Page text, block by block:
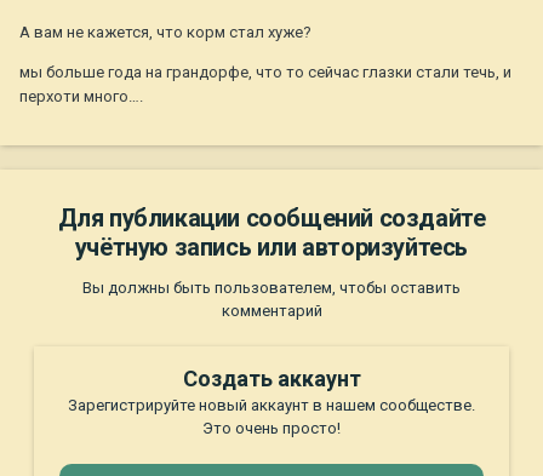
А вам не кажется, что корм стал хуже?
мы больше года на грандорфе, что то сейчас глазки стали течь, и
перхоти много….
Для публикации сообщений создайте
учётную запись или авторизуйтесь
Вы должны быть пользователем, чтобы оставить
комментарий
Создать аккаунт
Зарегистрируйте новый аккаунт в нашем сообществе.
Это очень просто!